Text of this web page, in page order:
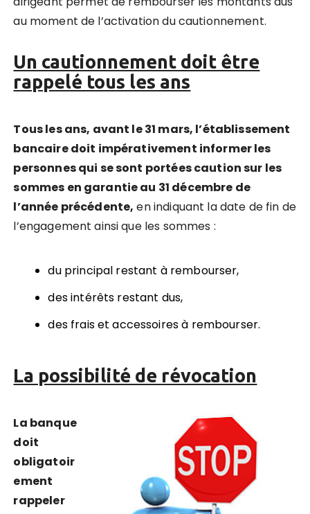
au moment de l’activation du cautionnement.
Un cautionnement doit être
rappelé tous les ans
Tous les ans, avant le 31 mars, l’établissement
bancaire doit impérativement informer les
personnes qui se sont portées caution sur les
sommes en garantie au 31 décembre de
l’année précédente, en indiquant la date de fin de
l’engagement ainsi que les sommes :
du principal restant à rembourser,
des intérêts restant dus,
des frais et accessoires à rembourser.
La possibilité de révocation
La banque
doit
obligatoir
ement
rappeler